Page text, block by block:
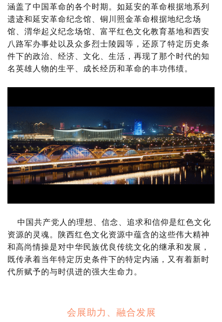
涵盖了中国革命的各个时期。 如延安的革命根据地系列
遗迹和延安革命纪念馆、铜川照金革命根据地纪念场
馆、渭华起义纪念场馆、富平红色文化教育基地和西安
八路军办事处以及众多烈士陵园等，还原了特定历史条
件下的政治、经济、文化、生活，再现了那个时代的知
名英雄人物的生平、成长经历和革命的丰功伟绩。
中国共产党人的理想、信念、追求和信仰是红色文化
资源的灵魂。陕西红色文化资源中蕴含的这些伟大精神
和高尚情操是对中华民族优良传统文化的继承和发展，
既传承着当年特定历史条件下的特定内涵，又有着新时
代所赋予的与时倶进的强大生命力。
会展助力、融合发展